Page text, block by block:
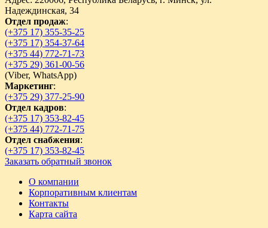
Надеждинская, 34
Отдел продаж:
(+375 17) 355-35-25
(+375 17) 354-37-64
(+375 44) 772-71-73
(+375 29) 361-00-56
(Viber, WhatsApp)
Маркетинг:
(+375 29) 377-25-90
Отдел кадров:
(+375 17) 353-82-45
(+375 44) 772-71-75
Отдел снабжения:
(+375 17) 353-82-45
Заказать обратный звонок
О компании
Корпоративным клиентам
Контакты
Карта сайта